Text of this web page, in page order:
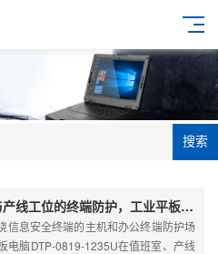
搜索
信息安全|值班室与产线工位的终端防护，工业平板电脑怎么选？
安全终端的主机和办公终端防护场
电脑DTP-0819-1235U在值班室、产线